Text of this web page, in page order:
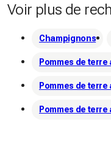
Voir plus de
Champignons
Pommes de
Pommes de terre
Pommes de